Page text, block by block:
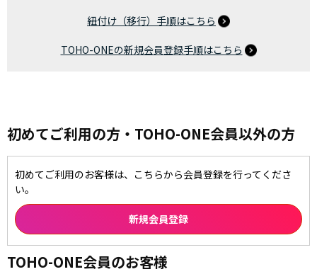
紐付け（移行）手順はこちら
TOHO-ONEの新規会員登録手順はこちら
初めてご利用の方・TOHO-ONE会員以外の方
初めてご利用のお客様は、こちらから会員登録を行ってくださ
い。
TOHO-ONE会員のお客様